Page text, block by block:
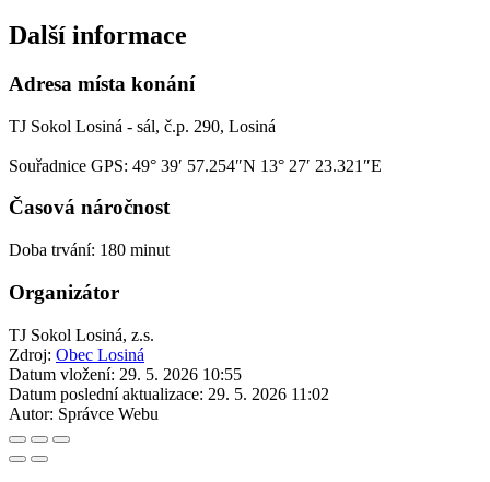
Další informace
Adresa místa konání
TJ Sokol Losiná - sál, č.p. 290, Losiná
Souřadnice GPS: 49° 39′ 57.254″N 13° 27′ 23.321″E
Časová náročnost
Doba trvání: 180 minut
Organizátor
TJ Sokol Losiná, z.s.
Zdroj: Obec Losiná
Datum vložení: 29. 5. 2026 10:55
Datum poslední aktualizace: 29. 5. 2026 11:02
Autor: Správce Webu